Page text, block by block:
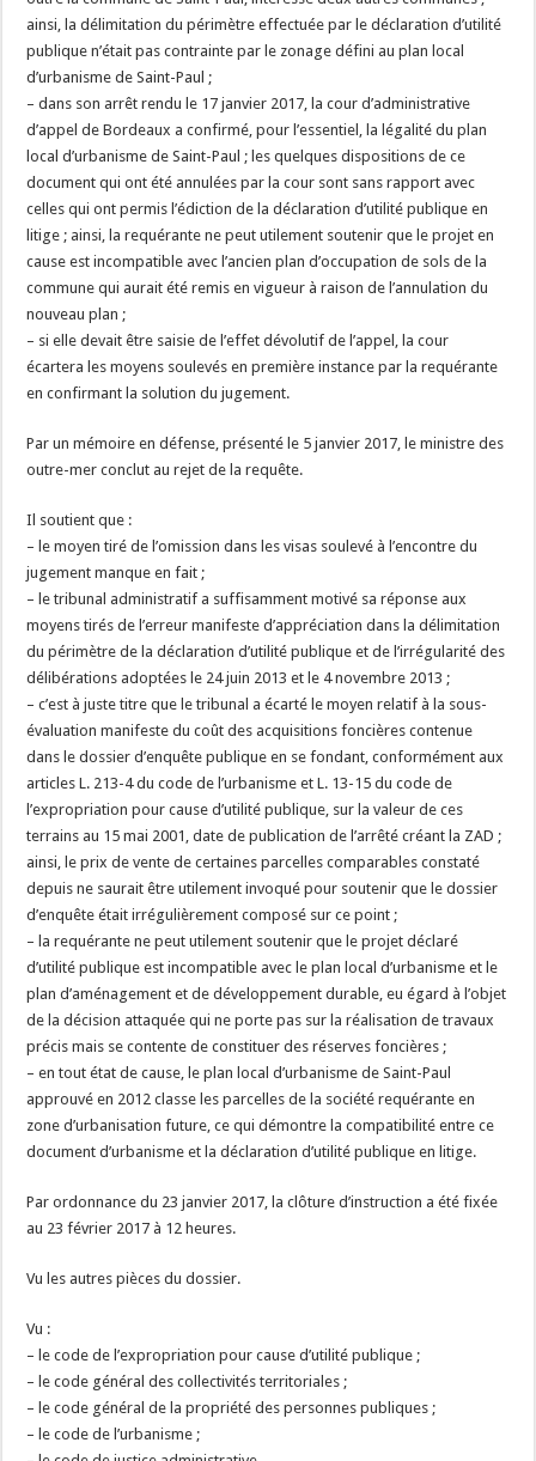
ainsi, la délimitation du périmètre effectuée par le déclaration d’utilité
publique n’était pas contrainte par le zonage défini au plan local
d’urbanisme de Saint-Paul ;
– dans son arrêt rendu le 17 janvier 2017, la cour d’administrative
d’appel de Bordeaux a confirmé, pour l’essentiel, la légalité du plan
local d’urbanisme de Saint-Paul ; les quelques dispositions de ce
document qui ont été annulées par la cour sont sans rapport avec
celles qui ont permis l’édiction de la déclaration d’utilité publique en
litige ; ainsi, la requérante ne peut utilement soutenir que le projet en
cause est incompatible avec l’ancien plan d’occupation de sols de la
commune qui aurait été remis en vigueur à raison de l’annulation du
nouveau plan ;
– si elle devait être saisie de l’effet dévolutif de l’appel, la cour
écartera les moyens soulevés en première instance par la requérante
en confirmant la solution du jugement.
Par un mémoire en défense, présenté le 5 janvier 2017, le ministre des
outre-mer conclut au rejet de la requête.
Il soutient que :
– le moyen tiré de l’omission dans les visas soulevé à l’encontre du
jugement manque en fait ;
– le tribunal administratif a suffisamment motivé sa réponse aux
moyens tirés de l’erreur manifeste d’appréciation dans la délimitation
du périmètre de la déclaration d’utilité publique et de l’irrégularité des
délibérations adoptées le 24 juin 2013 et le 4 novembre 2013 ;
– c’est à juste titre que le tribunal a écarté le moyen relatif à la sous-
évaluation manifeste du coût des acquisitions foncières contenue
dans le dossier d’enquête publique en se fondant, conformément aux
articles L. 213-4 du code de l’urbanisme et L. 13-15 du code de
l’expropriation pour cause d’utilité publique, sur la valeur de ces
terrains au 15 mai 2001, date de publication de l’arrêté créant la ZAD ;
ainsi, le prix de vente de certaines parcelles comparables constaté
depuis ne saurait être utilement invoqué pour soutenir que le dossier
d’enquête était irrégulièrement composé sur ce point ;
– la requérante ne peut utilement soutenir que le projet déclaré
d’utilité publique est incompatible avec le plan local d’urbanisme et le
plan d’aménagement et de développement durable, eu égard à l’objet
de la décision attaquée qui ne porte pas sur la réalisation de travaux
précis mais se contente de constituer des réserves foncières ;
– en tout état de cause, le plan local d’urbanisme de Saint-Paul
approuvé en 2012 classe les parcelles de la société requérante en
zone d’urbanisation future, ce qui démontre la compatibilité entre ce
document d’urbanisme et la déclaration d’utilité publique en litige.
Par ordonnance du 23 janvier 2017, la clôture d’instruction a été fixée
au 23 février 2017 à 12 heures.
Vu les autres pièces du dossier.
Vu :
– le code de l’expropriation pour cause d’utilité publique ;
– le code général des collectivités territoriales ;
– le code général de la propriété des personnes publiques ;
– le code de l’urbanisme ;